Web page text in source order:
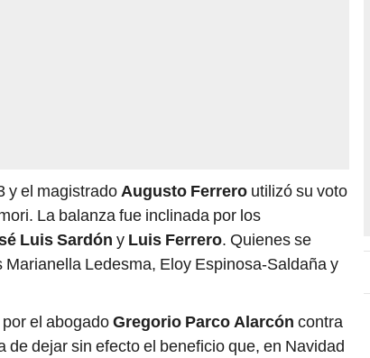
y el magistradoAugusto Ferrero utilizó su voto
La balanza fue inclinada por los
Luis Sardón y Luis Ferrero. Quienes se
Ledesma, Eloy Espinosa-Saldaña y
el abogadoGregorio Parco Alarcón contra
de dejar sin efecto el beneficio que, en Navidad